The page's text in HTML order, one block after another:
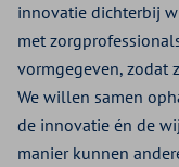
innovatie dichterbij
met
vormgegeven, zodat
We willen samen
de innovatie én de
manier kunnen